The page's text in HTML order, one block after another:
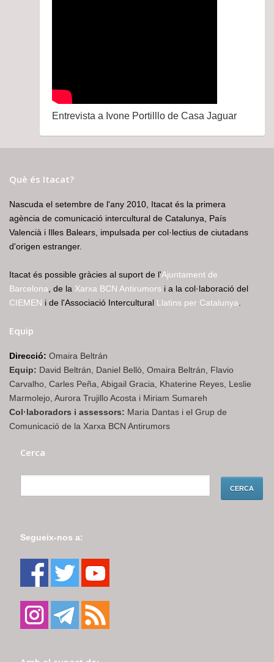
Entrevista a Ivone Portilllo de Casa Jaguar
Què és Itacat?
Nascuda el setembre de l'any 2010, Itacat és la primera
agència de comunicació intercultural de Catalunya, País
Valencià i Illes Balears, impulsada per col·lectius de ciutadans
d'origen estranger.
Itacat és possible gràcies al suport de l'Ajuntament de
Barcelona , de la Xarxa BCN Antirumors i a la col·laboració del
CIEMEN i de l'Associació Intercultural Llatins per Catalunya
Equip
Direcció: Omaira Beltrán
Equip: David Beltrán, Daniel Bellò, Omaira Beltrán, Flavio
Carvalho, Carles Peña, Abigail Gracia, Khaterine Reyes, Leslie
Marmolejo, Aurora Trujillo Acosta i Miriam Sumareh
Col·laboradors i assessors: Maria Dantas i el Grup de
Comunicació de la Xarxa BCN Antirumors
Cerca
Segueix-nos a: